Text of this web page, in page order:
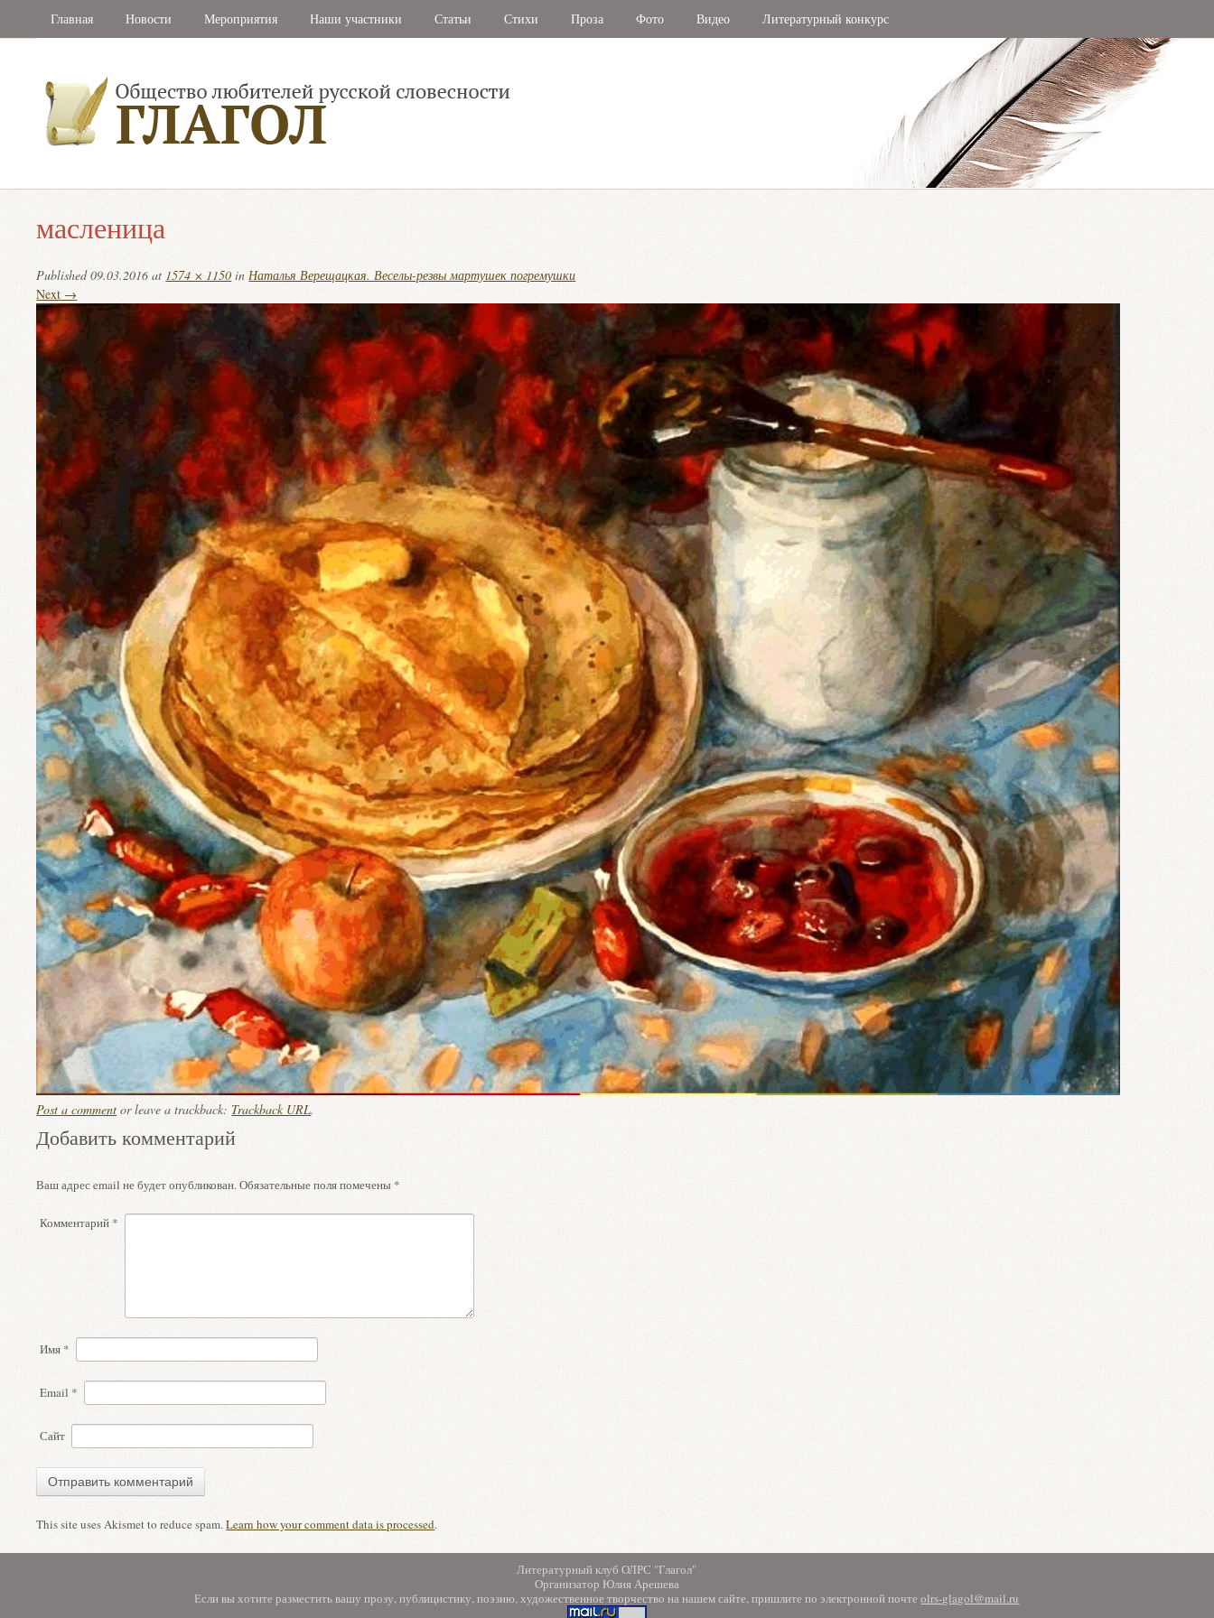
Главная Новости Мероприятия Наши участники Статьи Стихи Проза Фото Видео Литературный конкурс
масленица
Published09.03.2016 at 1574 × 1150 inНаталья Верещацкая. Веселы-резвы мартушек погремушки
Next →
Post a comment or leave a trackback: Trackback URL.
Добавить комментарий
Ваш адрес email не будет опубликован.Обязательные поля помечены *
Комментарий *
Имя *
Email *
Сайт
This site uses Akismet to reduce spam.Learn how your comment data is processed.
Литературный клуб ОЛРС "Глагол"
Организатор Юлия Арешева
Если вы хотите разместить вашу прозу, публицистику, поэзию, художественное творчество на нашем сайте, пришлите по электронной почтеolrs-glagol@mail.ru